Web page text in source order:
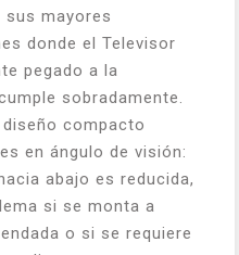
sus mayores
donde el Televisor
pegado a la
sobradamente.
compacto
en ángulo de visión:
abajo es reducida,
si se monta a
o si se requiere